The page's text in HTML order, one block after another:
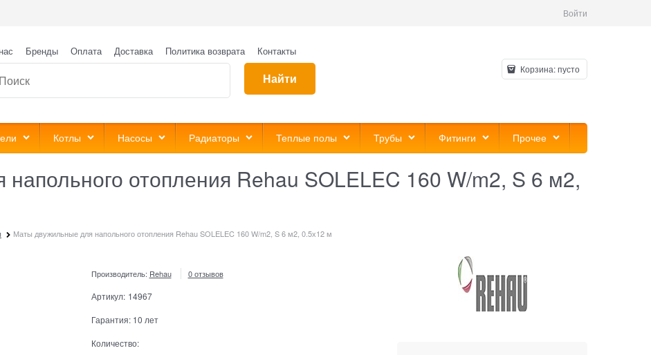
Войти
Бренды Оплата Доставка Политика возврата Контакты
Найти
Корзина:пусто
Котлы Насосы Радиаторы Теплые полы Трубы Фитинги Прочее
отопления Rehau SOLELEC 160 W/m2, S 6 м2,
Маты двужильные для напольного отопления Rehau SOLELEC 160 W/m2, S 6 м2, 0.5х12 м
Производитель: Rehau 0 отзывов
Артикул: 14967
Гарантия: 10 лет
Количество: